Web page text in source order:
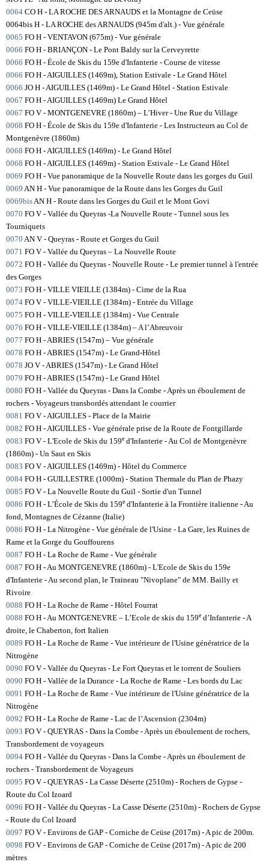
0064 CO H - LA ROCHE DES ARNAUDS et la Montagne de Ceüse
0064bis H - LA ROCHE des ARNAUDS (945m d'alt.) - Vue générale
0065 FO H - VENTAVON (675m) - Vue générale
0066 FO H - BRIANÇON - Le Pont Baldy sur la Cerveyrette
0066 FO H - École de Skis du 159e d'Infanterie - Course de vitesse
0066 FO H - AIGUILLES (1469m), Station Estivale - Le Grand Hôtel
0066 JO H - AIGUILLES (1469m) - Le Grand Hôtel - Station Estivale
0067 FO H - AIGUILLES (1469m) Le Grand Hôtel
0067 FO V - MONTGENEVRE (1860m) – L’Hiver - Une Rue du Village
0068 FO H - École de Skis du 159e d'Infanterie - Les Instructeurs au Col de
Montgenèvre (1860m)
0068 FO H - AIGUILLES (1469m) - Le Grand Hôtel
0068 FO H - AIGUILLES (1469m) - Station Estivale - Le Grand Hôtel
0069 FO H - Vue panoramique de la Nouvelle Route dans les gorges du Guil
0069 AN H - Vue panoramique de la Route dans les Gorges du Guil
0069bisAN H - Route dans les Gorges du Guil et le Mont Govi
0070 FO V - Vallée du Queyras -La Nouvelle Route - Tunnel sous les
Tourniquets
0070 AN V - Queyras - Route et Gorges du Guil
0071 FO V - Vallée du Queyras – La Nouvelle Route
0072 FO H - Vallée du Queyras - Nouvelle Route - Le premier tunnel à l'entrée
des Gorges
0073 FO H - VILLE VIEILLE (1384m) - Cime de la Rua
0074 FO V - VILLE-VIEILLE (1384m) - Entrée du Village
0075 FO H - VILLE-VIEILLE (1384m) - Vue Centrale
0076 FO H - VILLE-VIEILLE (1384m) – A l’Abreuvoir
0077 FO H - ABRIES (1547m) – Vue générale
0078 FO H - ABRIES (1547m) - Le Grand-Hôtel
0078 JO V - ABRIES (1547m) - Le Grand Hôtel
0079 FO H - ABRIES (1547m) - Le Grand Hôtel
0080 FO H - Vallée du Queyras - Dans la Combe - Après un éboulement de
rochers - Voyageurs transbordés attendant le courrier
0081 FO V - AIGUILLES - Place de la Mairie
0082 FO H - AIGUILLES - Vue générale prise de la Route de Fontgillarde
0083 FO V - L'Ecole de Skis du 159e d'Infanterie - Au Col de Montgenèvre
(1860m) - Un Saut en Skis
0083 FO V - AIGUILLES (1469m) - Hôtel du Commerce
0084 FO H - GUILLESTRE (1000m) - Station Thermale du Plan de Phazy
0085 FO V - La Nouvelle Route du Guil - Sortie d'un Tunnel
0086 FO H - L’École de Skis du 159e d'Infanterie à la Frontière italienne - Au
fond, Montagnes de Cézanne (Italie)
0086 FO H - La Nitrogène - Vue générale de l'Usine - La Gare, les Ruines de
Rame et la Gorge du Gouffourens
0087 FO H - La Roche de Rame - Vue générale
0087 FO H - Au MONTGENEVRE (1860m) - L'Ecole de Skis du 159e
d'Infanterie - Au second plan, le Traineau "Nivoplane" de MM. Bailly et
Rivoire
0088 FO H - La Roche de Rame - Hôtel Fourrat
0088 FO H - Au MONTGENEVRE – L’Ecole de skis du 159e d’Infanterie - A
droite, le Chaberton, fort Italien
0089 FO H - La Roche de Rame - Vue intérieure de l'Usine génératrice de la
Nitrogène
0090 FO V - Vallée du Queyras - Le Fort Queyras et le torrent de Souliers
0090 FO H - Vallée de la Durance - La Roche de Rame - Les bords du Lac
0091 FO H - La Roche de Rame - Vue intérieure de l'Usine génératrice de la
Nitrogène
0092 FO H - La Roche de Rame - Lac de l’Ascension (2304m)
0093 FO V - QUEYRAS - Dans la Combe - Après un éboulement de rochers,
Transbordement de voyageurs
0094 FO H - Vallée du Queyras - Dans la Combe - Après un éboulement de
rochers - Transbordement de Voyageurs
0095 FO V - QUEYRAS - La Casse Déserte (2510m) - Rochers de Gypse -
Route du Col Izoard
0096 FO H - Vallée du Queyras - La Casse Déserte (2510m) - Rochers de Gypse
- Route du Col Izoard
0097 FO V - Environs de GAP - Corniche de Ceüse (2017m) - A pic de 200m.
0098 FO V - Environs de GAP - Corniche de Ceüse (2017m) - A pic de 200
mètres